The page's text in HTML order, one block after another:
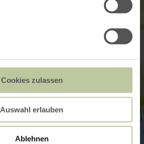
Cookies zulassen
Auswahl erlauben
Ablehnen